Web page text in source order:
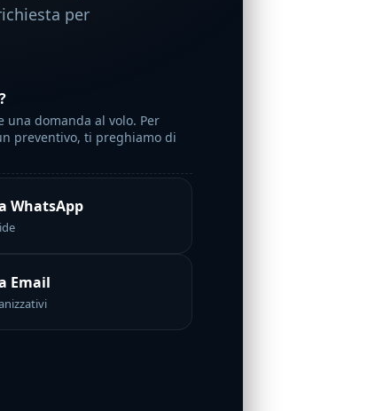
per
una domanda al volo. Per
preventivo, ti preghiamo di
WhatsApp
Email